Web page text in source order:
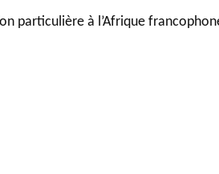
particulière à l’Afrique